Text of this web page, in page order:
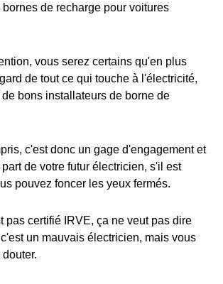
bornes de recharge pour voitures
vous serez certains qu'en plus
de tout ce qui touche à l'électricité,
bons installateurs de borne de
c'est donc un gage d'engagement et
de votre futur électricien, s'il est
pouvez foncer les yeux fermés.
pas certifié IRVE, ça ne veut pas dire
un mauvais électricien, mais vous